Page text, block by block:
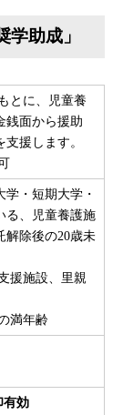
助成」
とに、児童養
銭面から援助
援します。
学・短期大学・
る、児童養護施
解除後の20歳未
援施設、里親
満年齢
有効